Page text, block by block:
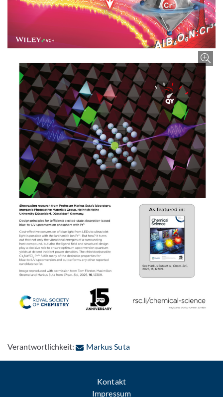
Verantwortlichkeit: Markus Suta: Per E-Mail kontaktieren
Kontakt
Impressum